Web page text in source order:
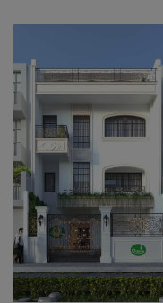
Phong cách:Hiện
Diện tích:06 x 25m